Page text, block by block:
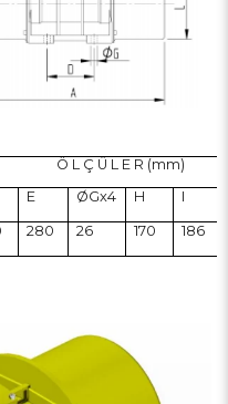
Ö L Ç Ü L E R (mm)
E ØGx4 H I
280 26 170 186